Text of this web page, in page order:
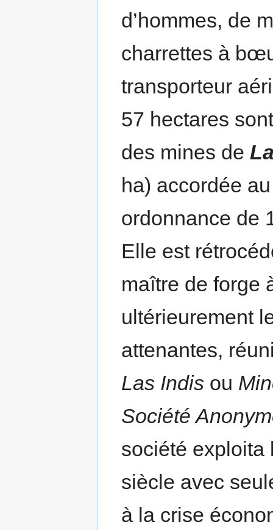
d’hommes, de
charrettes à
transporteur
57 hectares
des mines de
ha) accordée
ordonnance de
Elle est
maître de forge
ultérieurement
attenantes,
Las Indis ou
Société
société exploita
siècle avec
à la crise